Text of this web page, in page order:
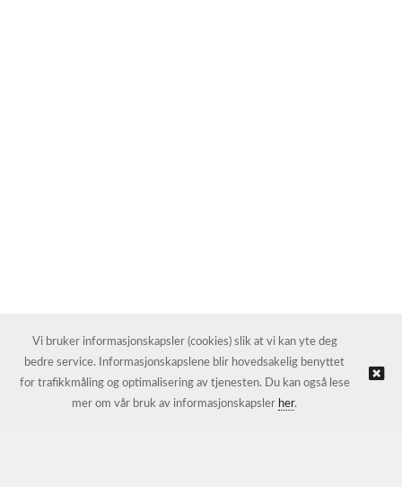
Vi bruker informasjonskapsler (cookies) slik at vi kan yte deg
bedre service. Informasjonskapslene blir hovedsakelig benyttet
for trafikkmåling og optimalisering av tjenesten. Du kan også lese
mer om vår bruk av informasjonskapsler her.